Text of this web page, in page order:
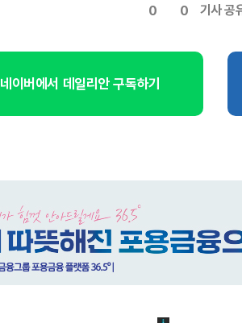
0 0 기사 공
네이버에서 데일리안 구독하기